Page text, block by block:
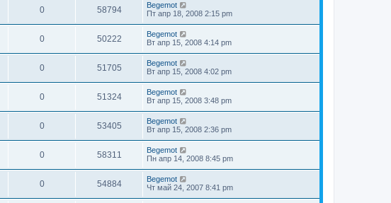
0 58794
Begemot
Пт апр 18, 2008 2:15 pm
0 50222
Begemot
Вт апр 15, 2008 4:14 pm
0 51705
Begemot
Вт апр 15, 2008 4:02 pm
0 51324
Begemot
Вт апр 15, 2008 3:48 pm
0 53405
Begemot
Вт апр 15, 2008 2:36 pm
0 58311
Begemot
Пн апр 14, 2008 8:45 pm
0 54884
Begemot
Чт май 24, 2007 8:41 pm